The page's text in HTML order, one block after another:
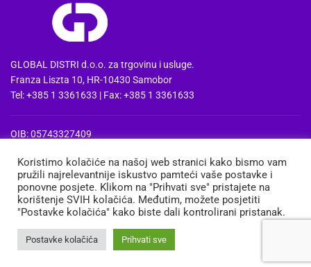
GLOBAL DISTRI d.o.o. za trgovinu i usluge.
Franza Liszta 10, HR-10430 Samobor
Tel: +385 1 3361633 | Fax: +385 1 3361633
OIB: 05743327409
PDV Id: HR05743327409
IBAN: HR3724020061100668741
Erste&Steiermaerkische bank d.d. Zagreb
MEDIA TRGOVINA KOŠARICA
Copyright 2013-2026 ©Global Distri d.o.o.
Koristimo kolačiće na našoj web stranici kako bismo vam
pružili najrelevantnije iskustvo pamteći vaše postavke i
ponovne posjete. Klikom na "Prihvati sve" pristajete na
korištenje SVIH kolačića. Međutim, možete posjetiti
"Postavke kolačića" kako biste dali kontrolirani pristanak.
Postavke kolačića Prihvati sve